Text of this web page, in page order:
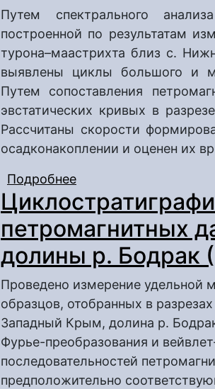
Путем спектрального
построенной по результатам
турона–маастрихта близ с.
выявлены циклы большого и
Путем сопоставления
эвстатических кривых в
Рассчитаны скорости
осадконакоплении и оценен их
Подробнее
данных по разрезу
Саратовского
петромагнитных
долины р.
Проведено измерение удельной
образцов, отобранных в
Западный Крым, долина р.
Фурье-преобразования и
последовательностей
предположительно